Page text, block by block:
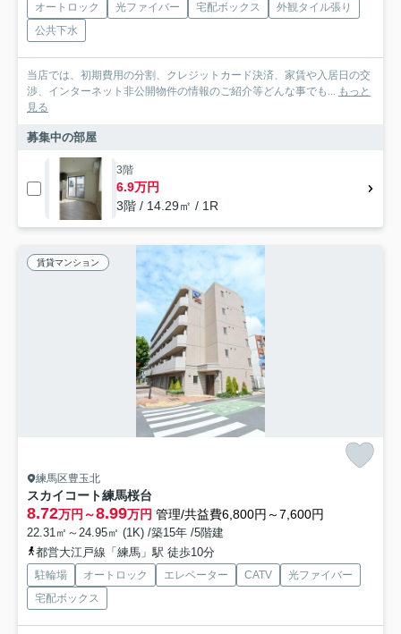
オートロック 光ファイバー 宅配ボックス
外観タイル張り
公共下水
当店では、初期費用の分割、クレジットカード決済、家賃や入居日の交
渉、インターネット非公開物件の情報のご紹介等どんな事でも... もっと
見る
募集中の部屋
3階
6.9万円
3階 / 14.29㎡ / 1R
賃貸マンション
練馬区豊玉北
スカイコート練馬桜台
8.72万円～8.99万円 管理/共益費6,800円～7,600円
22.31㎡～24.95㎡ (1K) /築15年 /5階建
都営大江戸線「練馬」駅 徒歩10分
駐輪場 オートロック エレベーター CATV
光ファイバー
宅配ボックス